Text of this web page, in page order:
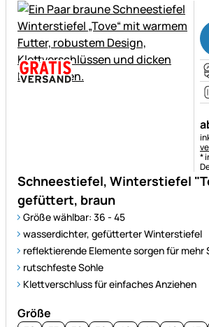
Schneestiefel, Winterstiefel
gefüttert, braun
Größe wählbar: 36 - 45
wasserdichter, gefütterter Winterstiefel
reflektierende Elemente sorgen für mehr
rutschfeste Sohle
Klettverschluss für einfaches Anziehen
Größe
*